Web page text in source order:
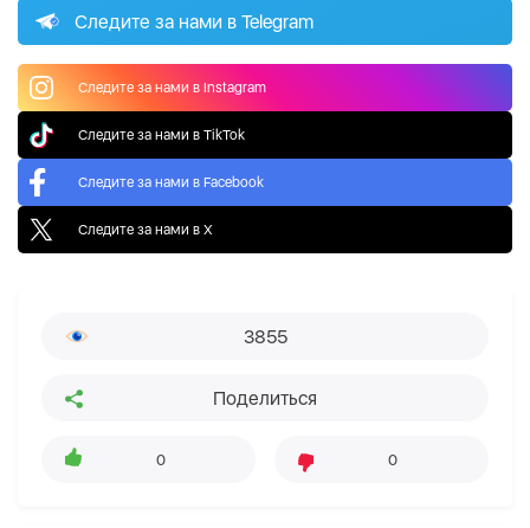
Следите за нами в Telegram
Следите за нами в Instagram
Следите за нами в TikTok
Следите за нами в Facebook
Следите за нами в X
3855
Поделиться
0 0